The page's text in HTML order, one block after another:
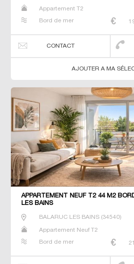
Appartement T2
Bord de mer
CONTACT
AJOUTER A MA
APPARTEMENT NEUF T2 44 M2
LES BAINS
BALARUC LES BAINS(34540)
Appartement Neuf T2
Bord de mer